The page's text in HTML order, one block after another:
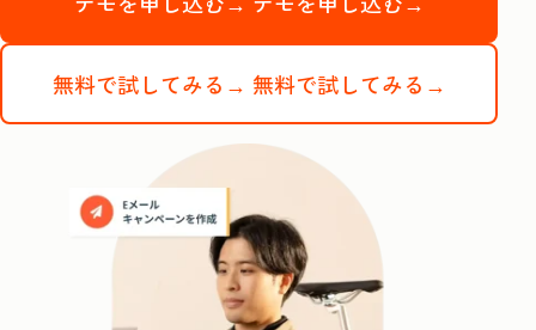
無料で試してみる→ 無料で試してみる→